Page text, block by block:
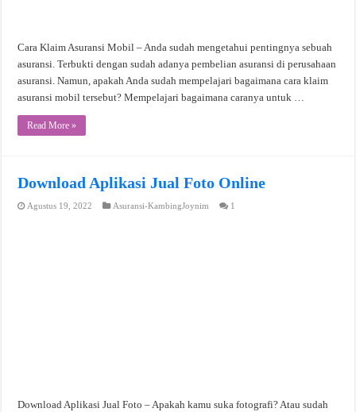
Cara Klaim Asuransi Mobil – Anda sudah mengetahui pentingnya sebuah
asuransi. Terbukti dengan sudah adanya pembelian asuransi di perusahaan
asuransi. Namun, apakah Anda sudah mempelajari bagaimana cara klaim
asuransi mobil tersebut? Mempelajari bagaimana caranya untuk …
Read More »
Download Aplikasi Jual Foto Online
Agustus 19, 2022 Asuransi-KambingJoynim 1
Download Aplikasi Jual Foto – Apakah kamu suka fotografi? Atau sudah